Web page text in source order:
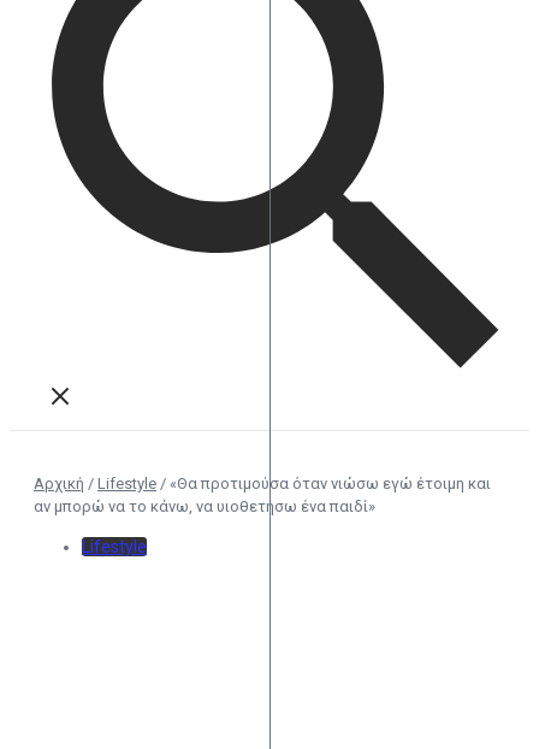
Αρχική / Lifestyle / «Θα προτιμούσα όταν νιώσω εγώ έτοιμη και
αν μπορώ να το κάνω, να υιοθετήσω ένα παιδί»
Lifestyle